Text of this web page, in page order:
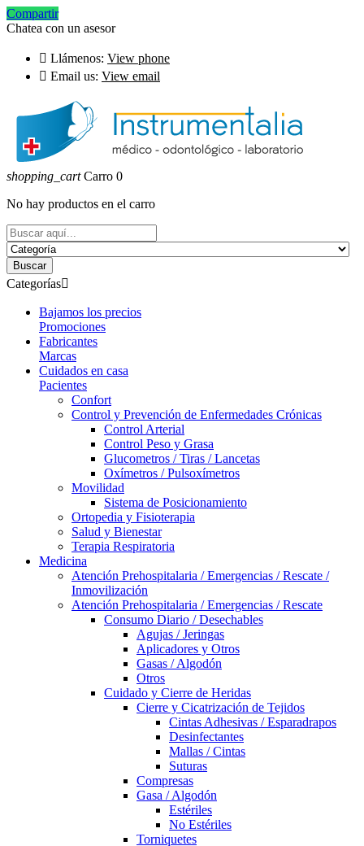
Compartir
Chatea con un asesor
 Llámenos: View phone
 Email us: View email
shopping_cart Carro 0
No hay productos en el carro
Buscar
Categorías
Bajamos los precios
Promociones
Fabricantes
Marcas
Cuidados en casa
Pacientes
Confort
Control y Prevención de Enfermedades Crónicas
Control Arterial
Control Peso y Grasa
Glucometros / Tiras / Lancetas
Oxímetros / Pulsoxímetros
Movilidad
Sistema de Posicionamiento
Ortopedia y Fisioterapia
Salud y Bienestar
Terapia Respiratoria
Medicina
Atención Prehospitalaria / Emergencias / Rescate /
Inmovilización
Atención Prehospitalaria / Emergencias / Rescate
Consumo Diario / Desechables
Agujas / Jeringas
Aplicadores y Otros
Gasas / Algodón
Otros
Cuidado y Cierre de Heridas
Cierre y Cicatrización de Tejidos
Cintas Adhesivas / Esparadrapos
Desinfectantes
Mallas / Cintas
Suturas
Compresas
Gasa / Algodón
Estériles
No Estériles
Torniquetes